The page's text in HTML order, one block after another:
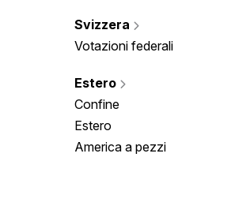
Svizzera
Votazioni federali
Estero
Confine
Estero
America a pezzi